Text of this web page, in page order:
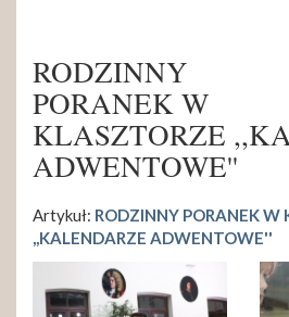
RODZINNY
PORANEK W
KLASZTORZE
ADWENTOWE''
Artykuł: RODZINNY PORANEK W
,,KALENDARZE ADWENTOWE''